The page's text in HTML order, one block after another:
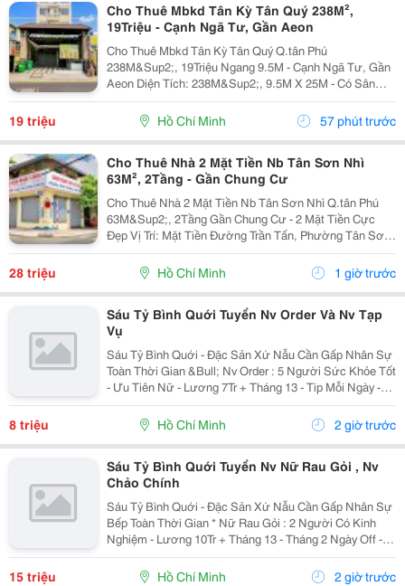
Cho Thuê Mbkd Tân Kỳ Tân Quý 238M²,
19Triệu - Cạnh Ngã Tư, Gần Aeon
Cho Thuê Mbkd Tân Kỳ Tân Quý Q.tân Phú
238M&Sup2;, 19Triệu Ngang 9.5M - Cạnh Ngã Tư, Gần
Aeon Diện Tích: 238M&Sup2;, 9.5M X 25M - Có Sân
Cực Rộng Kết Cấu: 1Trệt Trống Suốt, Có 2 Pn Thích
Hợp: Quán Ăn,Cafe, Spa-Nails, Shop Điện Thoại, Phụ
Kiện,...
19 triệu Hồ Chí Minh 57 phút trước
Cho Thuê Nhà 2 Mặt Tiền Nb Tân Sơn Nhì
63M², 2Tầng - Gần Chung Cư
Cho Thuê Nhà 2 Mặt Tiền Nb Tân Sơn Nhì Q.tân Phú
63M&Sup2;, 2Tầng Gần Chung Cư - 2 Mặt Tiền Cực
Đẹp Vị Trí: Mặt Tiền Đường Trần Tấn, Phường Tân Sơn
Nhì, Quận Tân Phú, Tp.hcm Diện Tích: 63M&Sup2;, 9M
X 7M Kết Cấu: Trệt, 1 Lầu &Ndash; Gồm 1...
28 triệu Hồ Chí Minh 1 giờ trước
Sáu Tỷ Bình Quới Tuyển Nv Order Và Nv Tạp
Vụ
Sáu Tỷ Bình Quới - Đặc Sản Xứ Nẫu Cần Gấp Nhân Sự
Toàn Thời Gian &Bull; Nv Order : 5 Người Sức Khỏe Tốt
- Ưu Tiên Nữ - Lương 7Tr + Tháng 13 - Tip Mỗi Ngày -
Có Ca Suốt Hoặc Ca Gãy - Tháng 2 Ngày Off - Lễ X 2 -
Được Nghỉ Tết Nđ ...
8 triệu Hồ Chí Minh 2 giờ trước
Sáu Tỷ Bình Quới Tuyển Nv Nữ Rau Gỏi , Nv
Chảo Chính
Sáu Tỷ Bình Quới - Đặc Sản Xứ Nẫu Cần Gấp Nhân Sự
Bếp Toàn Thời Gian * Nữ Rau Gỏi : 2 Người Có Kinh
Nghiệm - Lương 10Tr + Tháng 13 - Tháng 2 Ngày Off -
Lễ X 2 - Được Nghỉ Tết Nđ * Chảo Chính : 2 Người Có
Kinh Nghiệm + Sức Khỏe Tốt...
15 triệu Hồ Chí Minh 2 giờ trước